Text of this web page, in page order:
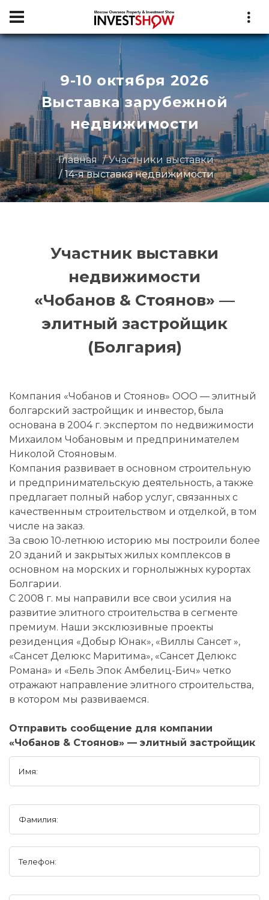
9-10 октября 2026
Выставка зарубежной
недвижимости
Главная
Участники выставки
14-я выставка недвижимости
Участник выставки
недвижимости
«Чобанов & Стоянов» —
элитный застройщик
(Болгария)
Компания «Чобанов и Стоянов» ООО — элитный
болгарский застройщик и инвестор, была
основана в 2004 г. экспертом по недвижимости
Михаилом Чобановым и предпринимателем
Николой Стояновым.
Компания развивает в основном строительную
и предпринимательскую деятельность, а также
предлагает полный набор услуг, связанных с
качественным строительством и отделкой, в том
числе на заказ.
За свою 10-летнюю историю мы построили более
20 зданий и закрытых жилых комплексов в
основном на морских и горнолыжных курортах
Болгарии.
С 2008 г. мы направили все свои усилия на
развитие элитного строительства в сегменте
премиум. Наши эксклюзивные проекты
резиденция «Добыр Юнак», «Виллы Сансет »,
«Сансет Делюкс Маритима», «Сансет Делюкс
Романа» и «Бель Эпок Амбелиц-Бич» четко
отражают направление элитного строительства,
в котором мы развиваемся.
Отправить сообщение для компании
«Чобанов & Стоянов» — элитный застройщик
Имя:
Фамилия:
Телефон: